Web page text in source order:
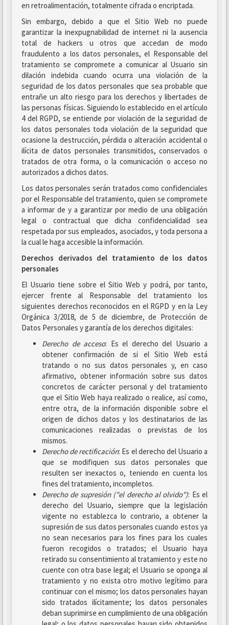
en retroalimentación, totalmente cifrada o encriptada.
Sin embargo, debido a que el Sitio Web no puede
garantizar la inexpugnabilidad de internet ni la ausencia
total de hackers u otros que accedan de modo
fraudulento a los datos personales, el Responsable del
tratamiento se compromete a comunicar al Usuario sin
dilación indebida cuando ocurra una violación de la
seguridad de los datos personales que sea probable que
entrañe un alto riesgo para los derechos y libertades de
las personas físicas. Siguiendo lo establecido en el artículo
4 del RGPD, se entiende por violación de la seguridad de
los datos personales toda violación de la seguridad que
ocasione la destrucción, pérdida o alteración accidental o
ilícita de datos personales transmitidos, conservados o
tratados de otra forma, o la comunicación o acceso no
autorizados a dichos datos.
Los datos personales serán tratados como confidenciales
por el Responsable del tratamiento, quien se compromete
a informar de y a garantizar por medio de una obligación
legal o contractual que dicha confidencialidad sea
respetada por sus empleados, asociados, y toda persona a
la cual le haga accesible la información.
Derechos derivados del tratamiento de los datos
personales
El Usuario tiene sobre el Sitio Web y podrá, por tanto,
ejercer frente al Responsable del tratamiento los
siguientes derechos reconocidos en el RGPD y en la Ley
Orgánica 3/2018, de 5 de diciembre, de Protección de
Datos Personales y garantía de los derechos digitales:
Derecho de acceso: Es el derecho del Usuario a
obtener confirmación de si el Sitio Web está
tratando o no sus datos personales y, en caso
afirmativo, obtener información sobre sus datos
concretos de carácter personal y del tratamiento
que el Sitio Web haya realizado o realice, así como,
entre otra, de la información disponible sobre el
origen de dichos datos y los destinatarios de las
comunicaciones realizadas o previstas de los
mismos.
Derecho de rectificación: Es el derecho del Usuario a
que se modifiquen sus datos personales que
resulten ser inexactos o, teniendo en cuenta los
fines del tratamiento, incompletos.
Derecho de supresión ("el derecho al olvido"): Es el
derecho del Usuario, siempre que la legislación
vigente no establezca lo contrario, a obtener la
supresión de sus datos personales cuando estos ya
no sean necesarios para los fines para los cuales
fueron recogidos o tratados; el Usuario haya
retirado su consentimiento al tratamiento y este no
cuente con otra base legal; el Usuario se oponga al
tratamiento y no exista otro motivo legítimo para
continuar con el mismo; los datos personales hayan
sido tratados ilícitamente; los datos personales
deban suprimirse en cumplimiento de una obligación